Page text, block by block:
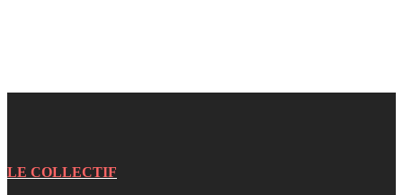
LE COLLECTIF